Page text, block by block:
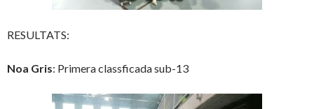
RESULTATS:
Noa Gris: Primera classficada sub-13